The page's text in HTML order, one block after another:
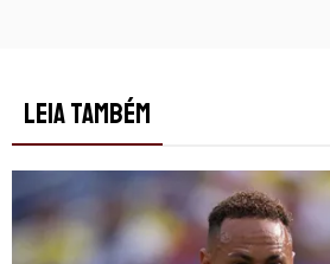
LEIA TAMBÉM